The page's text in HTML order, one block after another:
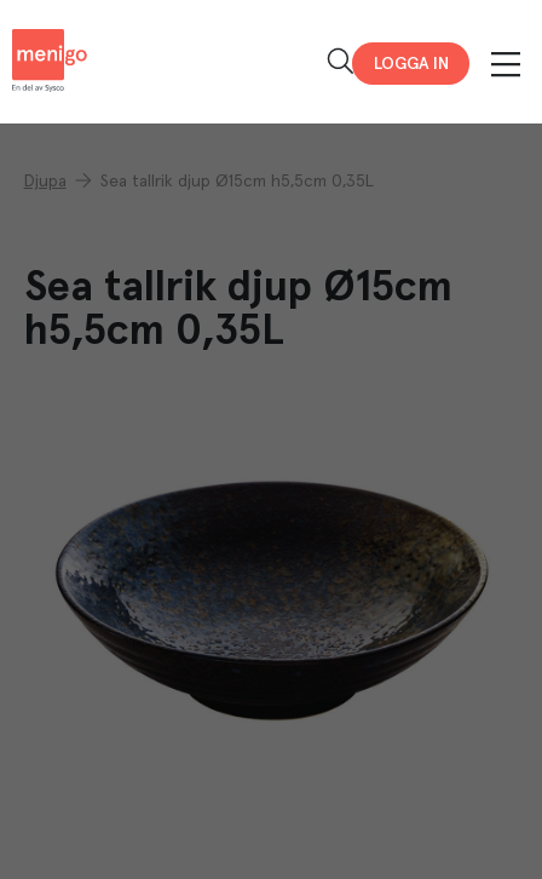
LOGGA IN
Djupa Sea tallrik djup Ø15cm h5,5cm 0,35L
Sea tallrik djup Ø15cm
h5,5cm 0,35L